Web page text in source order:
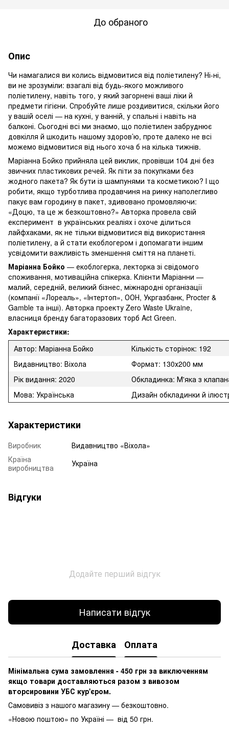
До обраного
Опис
Чи намагалися ви колись відмовитися від поліетилену? Ні-ні,
ви не зрозуміли: взагалі від будь-якого можливого
поліетилену, навіть того, у який загорнені ваші ліки й
предмети гігієни. Спробуйте лише роздивитися, скільки його
у вашій оселі — на кухні, у ванній, у спальні і навіть на
балконі. Сьогодні всі ми знаємо, що поліетилен забруднює
довкілля й шкодить нашому здоров’ю, проте далеко не всі
можемо відмовитися від нього хоча б на кілька тижнів.
Маріанна Бойко прийняла цей виклик, провівши 104 дні без
звичних пластикових речей. Як піти за покупками без
жодного пакета? Як бути із шампунями та косметикою? І що
робити, якщо турботлива продавчиня на ринку наполегливо
пакує вам городину в пакет, здивовано промовляючи:
«Доцю, та це ж безкоштовно?» Авторка провела свій
експеримент в українських реаліях і охоче ділиться
лайфхаками, як не тільки відмовитися від використання
поліетилену, а й стати екоблогером і допомагати іншим
усвідомити важливість зменшення сміття на планеті.
Маріанна Бойко — екоблогерка, лекторка зі свідомого
споживання, мотиваційна спікерка. Клієнти Маріанни —
малий, середній, великий бізнес, міжнародні організації
(компанії «Лореаль», «Інтертоп», ООН, Укргазбанк, Procter &
Gamble та інші). Авторка проекту Zero Waste Ukraine,
власниця бренду багаторазових торб Act Green.
Характеристики:
Автор: Маріанна Бойко
Кількість сторінок: 192
Видавництво: Віхола
Формат: 130х200 мм
Рік видання: 2020
Обкладинка: М'яка з
Мова: Українська
Дизайн обкладинки й
Характеристики
Виробник
Видавництво «Віхола»
Країна
виробництва
Україна
Відгуки
Додайте перший відгук
Написати відгук
Доставка Оплата
Мінімальна сума замовлення - 450 грн за виключенням
якщо товари доставляються разом з вивозом
вторсировини УБС кур'єром.
Самовивіз з нашого магазину — безкоштовно.
«Новою поштою» по Україні — від 50 грн.